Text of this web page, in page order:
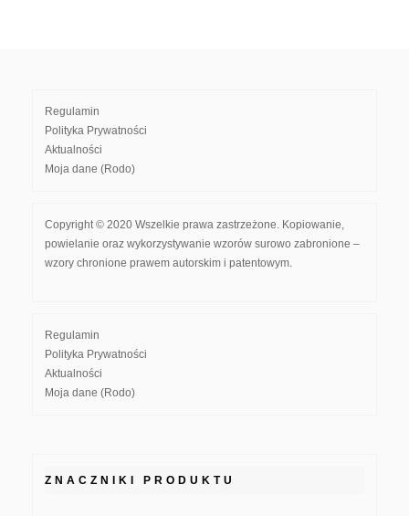
Regulamin
Polityka Prywatności
Aktualności
Moja dane (Rodo)
Copyright © 2020 Wszelkie prawa zastrzeżone. Kopiowanie,
powielanie oraz wykorzystywanie wzorów surowo zabronione –
wzory chronione prawem autorskim i patentowym.
Regulamin
Polityka Prywatności
Aktualności
Moja dane (Rodo)
ZNACZNIKI PRODUKTU